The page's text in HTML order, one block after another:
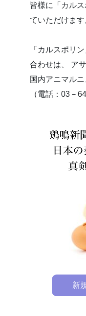
皆様に「カル
ていただけます
「カルスポリ
合わせは、 ア
国内アニマル
（電話：03－
新